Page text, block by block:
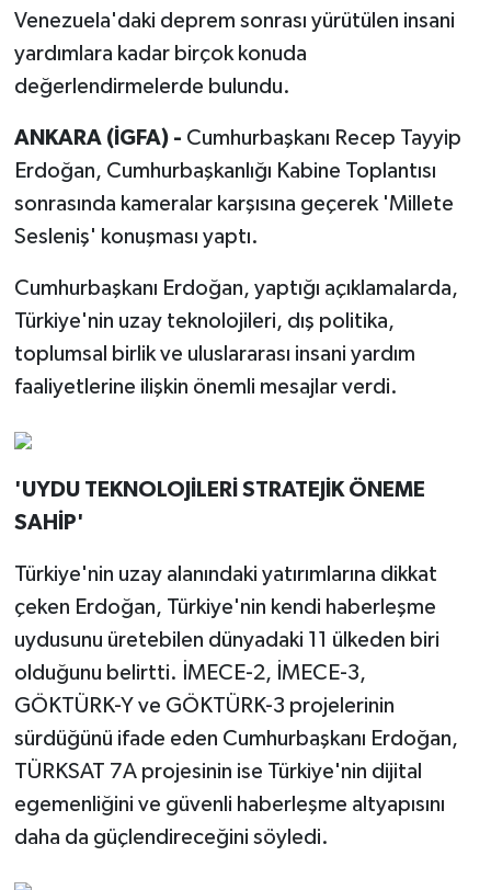
Venezuela'daki deprem sonrası yürütülen insani
yardımlara kadar birçok konuda
değerlendirmelerde bulundu.
ANKARA (İGFA) - Cumhurbaşkanı Recep Tayyip
Erdoğan, Cumhurbaşkanlığı Kabine Toplantısı
sonrasında kameralar karşısına geçerek 'Millete
Sesleniş' konuşması yaptı.
Cumhurbaşkanı Erdoğan, yaptığı açıklamalarda,
Türkiye'nin uzay teknolojileri, dış politika,
toplumsal birlik ve uluslararası insani yardım
faaliyetlerine ilişkin önemli mesajlar verdi.
'UYDU TEKNOLOJİLERİ STRATEJİK ÖNEME
SAHİP'
Türkiye'nin uzay alanındaki yatırımlarına dikkat
çeken Erdoğan, Türkiye'nin kendi haberleşme
uydusunu üretebilen dünyadaki 11 ülkeden biri
olduğunu belirtti. İMECE-2, İMECE-3,
GÖKTÜRK-Y ve GÖKTÜRK-3 projelerinin
sürdüğünü ifade eden Cumhurbaşkanı Erdoğan,
TÜRKSAT 7A projesinin ise Türkiye'nin dijital
egemenliğini ve güvenli haberleşme altyapısını
daha da güçlendireceğini söyledi.